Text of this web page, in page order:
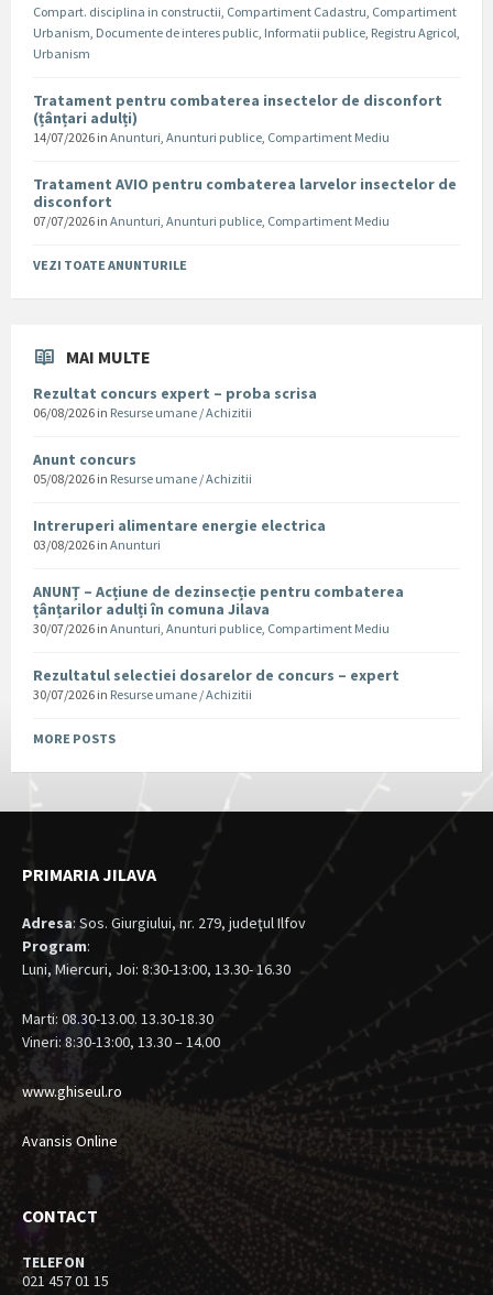
Compart. disciplina in constructii, Compartiment Cadastru, Compartiment
Urbanism, Documente de interes public, Informatii publice, Registru Agricol,
Urbanism
Tratament pentru combaterea insectelor de disconfort
(țânțari adulți)
14/07/2026 in Anunturi, Anunturi publice, Compartiment Mediu
Tratament AVIO pentru combaterea larvelor insectelor de
disconfort
07/07/2026 in Anunturi, Anunturi publice, Compartiment Mediu
VEZI TOATE ANUNTURILE
MAI MULTE
Rezultat concurs expert – proba scrisa
06/08/2026 in Resurse umane / Achizitii
Anunt concurs
05/08/2026 in Resurse umane / Achizitii
Intreruperi alimentare energie electrica
03/08/2026 in Anunturi
ANUNȚ – Acțiune de dezinsecție pentru combaterea
țânțarilor adulți în comuna Jilava
30/07/2026 in Anunturi, Anunturi publice, Compartiment Mediu
Rezultatul selectiei dosarelor de concurs – expert
30/07/2026 in Resurse umane / Achizitii
MORE POSTS
PRIMARIA JILAVA
Adresa: Sos. Giurgiului, nr. 279, judeţul Ilfov
Program:
Luni, Miercuri, Joi: 8:30-13:00, 13.30- 16.30
Marti: 08.30-13.00. 13.30-18.30
Vineri: 8:30-13:00, 13.30 – 14.00
www.ghiseul.ro
Avansis Online
CONTACT
TELEFON
021 457 01 15